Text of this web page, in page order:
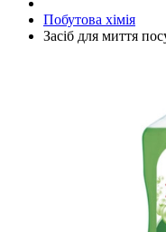
Побутова хімія
Засіб для миття